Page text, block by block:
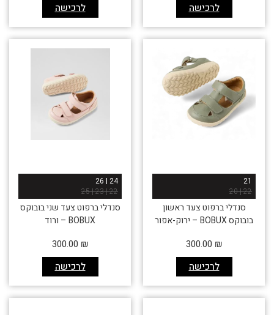
לרכישה לרכישה
21
22 | 20
סנדלי ברפוט צעד ראשון
בובוקס BOBUX – ירוק-אפור
לרכישה
300.00 ₪
24 | 26
22 | 23 | 25
סנדלי ברפוט צעד שני בובוקס
BOBUX – ורוד
לרכישה
300.00 ₪